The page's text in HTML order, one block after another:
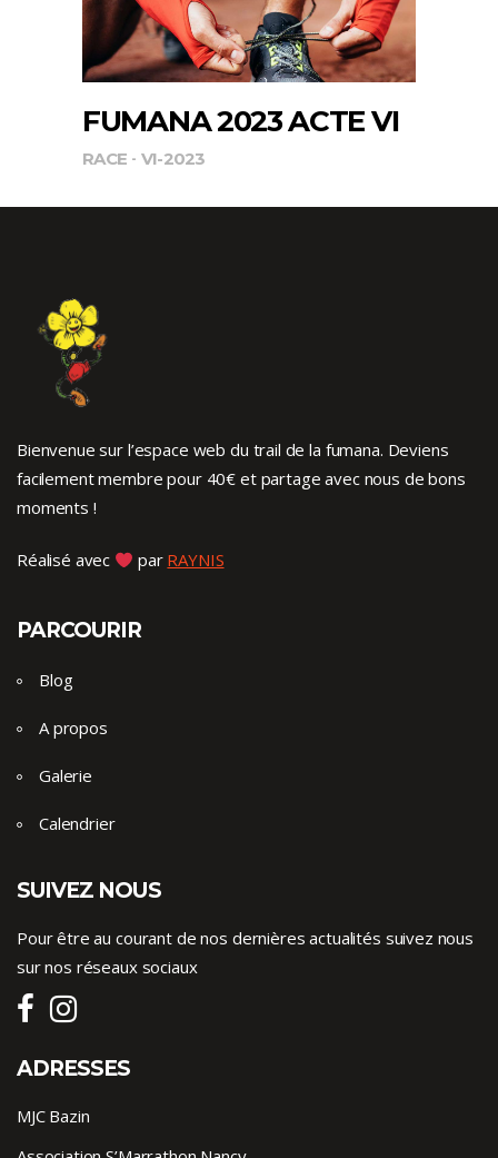
FUMANA 2023 ACTE VI
RACE VI-2023
Bienvenue sur l’espace web du trail de la fumana. Deviens
facilement membre pour 40€ et partage avec nous de bons
moments !
Réalisé avec par RAYNIS
PARCOURIR
Blog
A propos
Galerie
Calendrier
SUIVEZ NOUS
Pour être au courant de nos dernières actualités suivez nous
sur nos réseaux sociaux
ADRESSES
MJC Bazin